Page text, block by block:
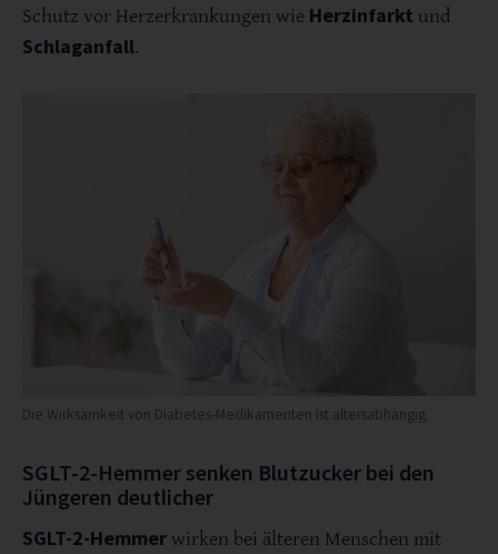
Schutz vor Herzerkrankungen wie Herzinfarkt und
Schlaganfall.
Die Wirksamkeit von Diabetes-Medikamenten ist altersabhängig.
SGLT-2-Hemmer senken Blutzucker bei den
Jüngeren deutlicher
SGLT-2-Hemmer wirken bei älteren Menschen mit